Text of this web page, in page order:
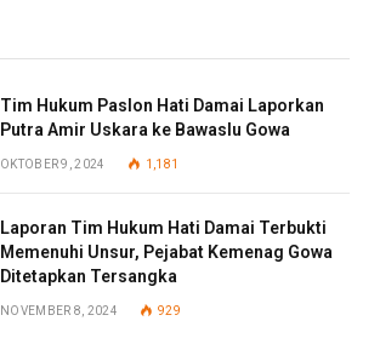
Tim Hukum Paslon Hati Damai Laporkan
Putra Amir Uskara ke Bawaslu Gowa
OKTOBER 9, 2024 1,181
Laporan Tim Hukum Hati Damai Terbukti
Memenuhi Unsur, Pejabat Kemenag Gowa
Ditetapkan Tersangka
NOVEMBER 8, 2024 929